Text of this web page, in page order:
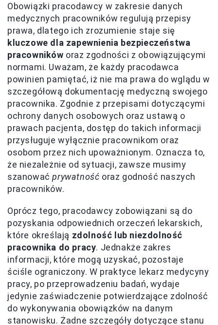
Obowiązki pracodawcy w zakresie danych
medycznych pracowników regulują przepisy
prawa, dlatego ich zrozumienie staje się
kluczowe dla zapewnienia bezpieczeństwa
pracowników oraz zgodności z obowiązującymi
normami. Uważam, że każdy pracodawca
powinien pamiętać, iż nie ma prawa do wglądu w
szczegółową dokumentację medyczną swojego
pracownika. Zgodnie z przepisami dotyczącymi
ochrony danych osobowych oraz ustawą o
prawach pacjenta, dostęp do takich informacji
przysługuje wyłącznie pracownikom oraz
osobom przez nich upoważnionym. Oznacza to,
że niezależnie od sytuacji, zawsze musimy
szanowaćprywatność oraz godność naszych
pracowników.
Oprócz tego, pracodawcy zobowiązani są do
pozyskania odpowiednich orzeczeń lekarskich,
które określają zdolność lub niezdolność
pracownika do pracy. Jednakże zakres
informacji, które mogą uzyskać, pozostaje
ściśle ograniczony. W praktyce lekarz medycyny
pracy, po przeprowadzeniu badań, wydaje
jedynie zaświadczenie potwierdzające zdolność
do wykonywania obowiązków na danym
stanowisku. Żadne szczegóły dotyczące stanu